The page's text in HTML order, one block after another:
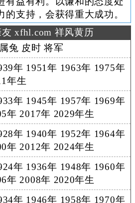
的支持，会获得重大成功。
xfhl.com 祥风黄历
兔 皮时 将军
年 1951年 1963年 1975年
年生
年 1945年 1957年 1969年
年 2017年 2029年生
年 1940年 1952年 1964年
年 2012年 2024年生
年 1936年 1948年 1960年
年 2008年 2020年生
年 1946年 1958年 1970年